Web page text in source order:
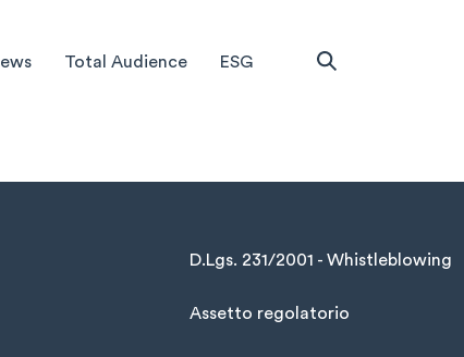
Total Audience ESG
D.Lgs. 231/2001 - Whistleblowing
Assetto regolatorio